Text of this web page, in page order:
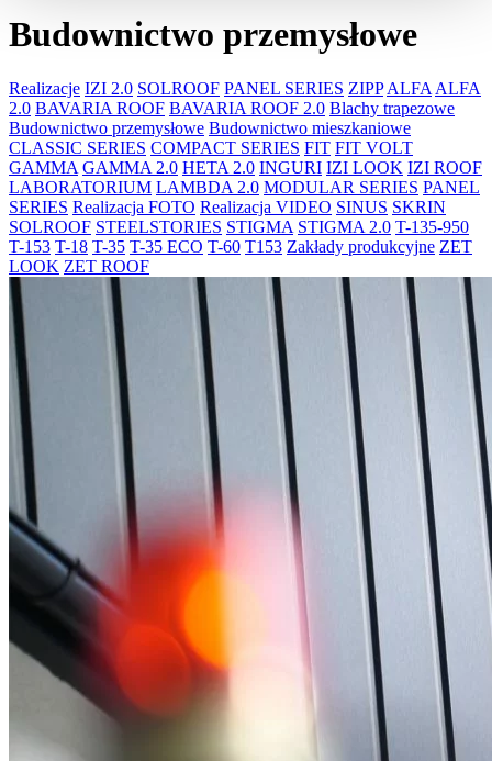
Budownictwo przemysłowe
Realizacje IZI 2.0 SOLROOF PANEL SERIES ZIPP ALFA ALFA
2.0 BAVARIA ROOF BAVARIA ROOF 2.0 Blachy trapezowe
Budownictwo przemysłowe Budownictwo mieszkaniowe
CLASSIC SERIES COMPACT SERIES FIT FIT VOLT
GAMMA GAMMA 2.0 HETA 2.0 INGURI IZI LOOK IZI ROOF
LABORATORIUM LAMBDA 2.0 MODULAR SERIES PANEL
SERIES Realizacja FOTO Realizacja VIDEO SINUS SKRIN
SOLROOF STEELSTORIES STIGMA STIGMA 2.0 T-135-950
T-153 T-18 T-35 T-35 ECO T-60 T153 Zakłady produkcyjne ZET
LOOK ZET ROOF